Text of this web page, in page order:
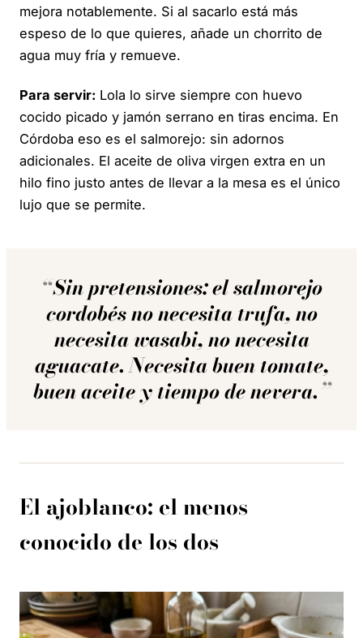
mejora notablemente. Si al sacarlo está más
espeso de lo que quieres, añade un chorrito de
agua muy fría y remueve.
Para servir: Lola lo sirve siempre con huevo
cocido picado y jamón serrano en tiras encima. En
Córdoba eso es el salmorejo: sin adornos
adicionales. El aceite de oliva virgen extra en un
hilo fino justo antes de llevar a la mesa es el único
lujo que se permite.
Sin pretensiones: el salmorejo
cordobés no necesita trufa, no
necesita wasabi, no necesita
aguacate. Necesita buen tomate,
buen aceite y tiempo de nevera.
El ajoblanco: el menos
conocido de los dos